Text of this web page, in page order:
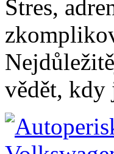
Stres,
vědět, kdy